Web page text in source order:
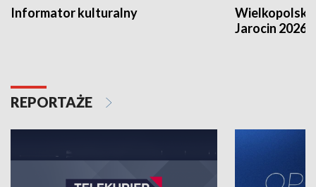
Informator kulturalny
Jarocin 2026
REPORTAŻE